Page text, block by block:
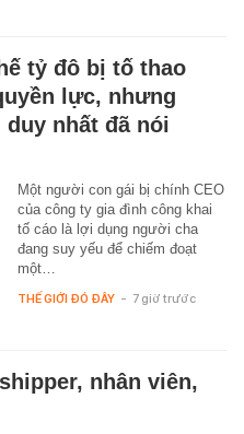
tỷ đô bị tố thao
lực, nhưng
nhất đã nói
Một người con gái bị chính CEO
của công ty gia đình công khai
tố cáo là lợi dụng người cha
đang suy yếu để chiếm đoạt
một…
THẾ GIỚI ĐÓ ĐÂY - 7 giờ trước
nhân viên,